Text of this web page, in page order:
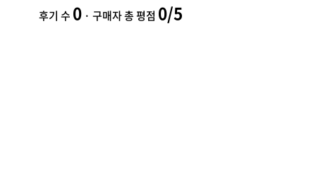
후기 수 0 · 구매자 총 평점 0/5